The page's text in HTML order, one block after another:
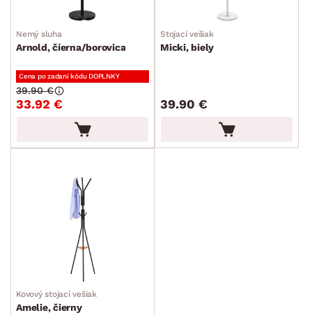
Nemý sluha
Arnold, číerna/borovica
Cena po zadaní kódu DOPLNKY
33.92 €
39.90 €
Stojací vešiak
Micki, biely
39.90 €
Kovový stojací vešiak
Amelie, čierny